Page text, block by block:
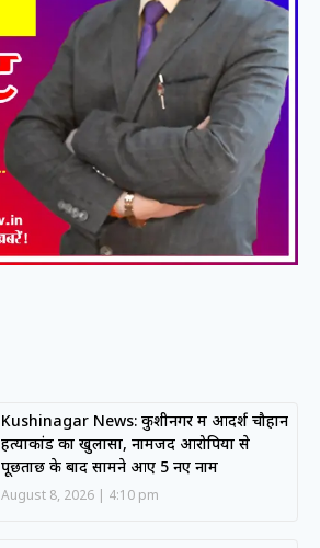
Kushinagar News: कुशीनगर में आदर्श चौहान
हत्याकांड का खुलासा, नामजद आरोपियों से
पूछताछ के बाद सामने आए 5 नए नाम
August 8, 2026 4:10 pm